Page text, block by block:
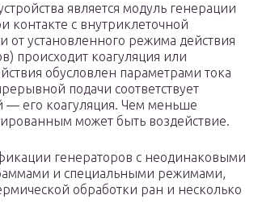
является модуль генерации
контакте с внутриклеточной
от установленного режима действия
происходит коагуляция или
обусловлен параметрами тока
подачи соответствует
— его коагуляция. Чем меньше
может быть воздействие.
генераторов с неодинаковыми
и специальными режимами,
обработки ран и несколько